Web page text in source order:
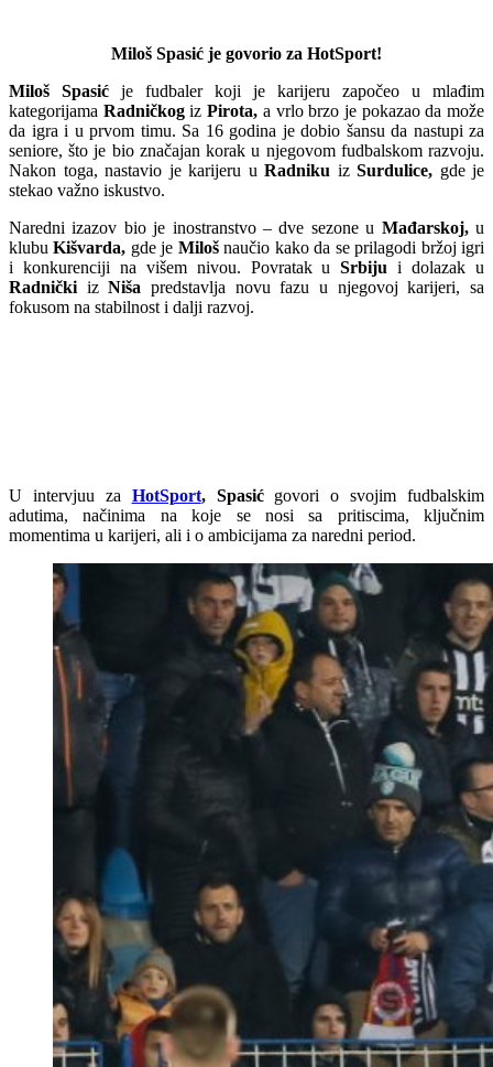
Miloš Spasić je govorio za HotSport!
Miloš Spasić je fudbaler koji je karijeru započeo u mlađim
kategorijama RadničkogizPirota, a vrlo brzo je pokazao da može
da igra i u prvom timu. Sa 16 godina je dobio šansu da nastupi za
seniore, što je bio značajan korak u njegovom fudbalskom razvoju.
Nakon toga, nastavio je karijeru u Radniku iz Surdulice, gde je
stekao važno iskustvo.
Naredni izazov bio je inostranstvo – dve sezone u Mađarskoj,u
klubuKišvarda, gde je Milošnaučio kako da se prilagodi bržoj igri
i konkurenciji na višem nivou. Povratak uSrbiju i dolazak u
Radnički izNiša predstavlja novu fazu u njegovoj karijeri, sa
fokusom na stabilnost i dalji razvoj.
U intervjuu za HotSport, Spasićgovori o svojim fudbalskim
adutima, načinima na koje se nosi sa pritiscima, ključnim
momentima u karijeri, ali i o ambicijama za naredni period.